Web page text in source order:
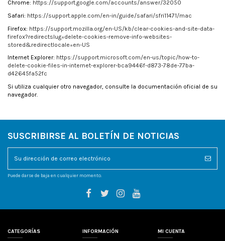
Chrome: https://support.google.com/accounts/answer/32050
Safari: https://support.apple.com/en-in/guide/safari/sfri11471/mac
Firefox: https://support.mozilla.org/en-US/kb/clear-cookies-and-site-data-
firefox?redirectslug=delete-cookies-remove-info-websites-
stored&redirectlocale=en-US
Internet Explorer: https://support.microsoft.com/en-us/topic/how-to-
delete-cookie-files-in-internet-explorer-bca9446f-d873-78de-77ba-
d42645fa52fc
Si utiliza cualquier otro navegador, consulte la documentación oficial de su
navegador.
SUSCRIBIRSE AL BOLETÍN DE NOTICIAS
Puede darse de baja en cualquier momento.
CATEGORÍAS INFORMACIÓN MI CUENTA